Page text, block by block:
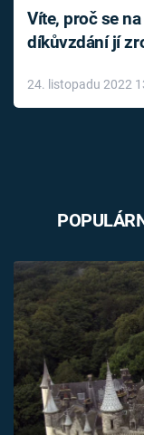
Víte, proč se na
díkůvzdání jí
24. listopadu 2022